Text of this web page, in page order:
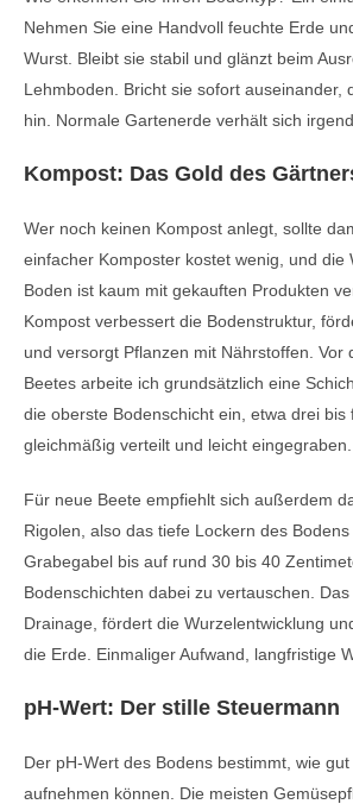
Nehmen Sie eine Handvoll feuchte Erde
Wurst. Bleibt sie stabil und glänzt beim
Lehmboden. Bricht sie sofort auseinander,
hin. Normale Gartenerde verhält sich
Kompost: Das Gold des
Wer noch keinen Kompost anlegt, sollte
einfacher Komposter kostet wenig, und die
Boden ist kaum mit gekauften Produkten
Kompost verbessert die Bodenstruktur,
und versorgt Pflanzen mit Nährstoffen. Vor
Beetes arbeite ich grundsätzlich eine
die oberste Bodenschicht ein, etwa drei bis
gleichmäßig verteilt und leicht eingegraben.
Für neue Beete empfiehlt sich außerdem
Rigolen, also das tiefe Lockern des
Grabegabel bis auf rund 30 bis 40
Bodenschichten dabei zu vertauschen.
Drainage, fördert die Wurzelentwicklung
die Erde. Einmaliger Aufwand, langfristige
pH-Wert: Der stille Steuermann
Der pH-Wert des Bodens bestimmt, wie
aufnehmen können. Die meisten